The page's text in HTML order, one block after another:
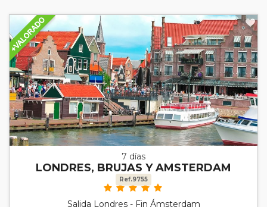
7 días
LONDRES, BRUJAS Y AMSTERDAM
Ref.9755
Salida Londres - Fin Ámsterdam